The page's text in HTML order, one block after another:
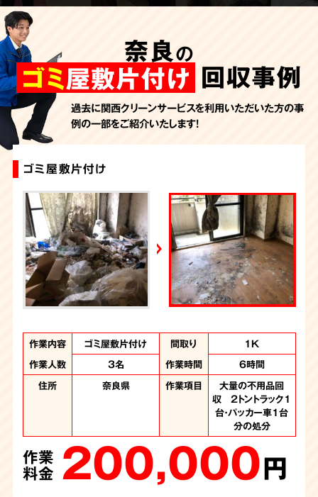
2026年7月27日放送
AbemaTV
2026年7月24日放送
朝日新聞
2026年7月10日放送
季刊「宗教問題」
2026年7月10日放送
東洋経済オンライン
2026年7月7日放送
FRIDAYデジタル
2026年7月6日放送
週刊循環経済新聞（7月6日号）
2026年7月4日放送
YouTube｜好井まさおの怪談を浴びる会
2026年6月28日放送
Yahoo!ニュース
奈良の
ゴミ屋敷片付け 回収事例
過去に関西クリーンサービスを利用いただいた方の事
例の一部をご紹介いたします！
ゴミ屋敷片付け
作業内容 ゴミ屋敷片付け 間取り
1K
作業人数
3名 作業時間
6時間
住所
奈良県 作業項目
大量の不用品回
収 2トントラック1
台・パッカー車1台
分の処分
作業
料金 200,000円
ゴミ屋敷の片付け
作業内容 ゴミ屋敷片付け 間取り
一軒家
作業人数
3名 作業日数
1日
住所
奈良 作業項目
大量の不用品回収、
噴霧消毒
料金 190,000円
ゴミ屋敷片付け
作業内容 ゴミ屋敷片付け 間取り
4LDK
作業人数
各8名 作業時間
3日
住所
奈良県 作業項目
大量の不用品回
収 2トンロングト
ラック3台 パッカ
ー車3台
作業
料金 650,000円
ゴミ屋敷の片付け
作業内容 ゴミ屋敷片付け 間取り
一軒家
作業人数
5名 作業時間
6時間
住所
奈良県 作業項目 大量の不用品回収
プラン内容
整理や片付けが苦手で気が付くとゴミ屋敷のようにになって
大量の不用品回収（ゴミ屋敷）
作業内容 ゴミ屋敷片付け 間取り
3DK
作業人数
4名 作業日数
1日
住所
奈良 作業項目 大量の不用品回収
料金 180,000円
プラン内容
汚部屋片付け・ゴミ屋敷清掃（奈良）
作業内容 汚部屋片付け 間取り
1K
作業人数
3名 作業時間
3時間
住所
奈良 作業項目 大量の不用品回収
料金 200,000円
プラン内容
ゴミ屋敷片付け
作業内容 ゴミ屋敷片付け 間取り
1K
作業人数
4名 作業時間
7.5時間
住所
奈良県 作業項目
大量の不用品回収、
ハウスクリーニング
料金 240,000円
大量の不用品回収（ゴミ屋敷）
作業内容 ゴミ屋敷片付け 間取り
2DK
作業人数
4名 作業日数
1日
住所
奈良 作業項目 大量の不用品回収
料金 120,000円
プラン内容
汚部屋片付け・ゴミ屋敷清掃（奈良）
作業内容 汚部屋片付け 間取り
1LDK
作業人数
6名 作業時間
6時間
住所
奈良 作業項目
大量の不用品回
収 1.5トンロング
トラック1台・パッカ
ー車1台分の処分
作業
料金 260,000円
ゴミ屋敷片付け
作業内容 ゴミ屋敷片付け 間取り
1LDK
作業人数
3人 作業時間
6時間
住所
奈良県 作業項目 大量の不用品回収
料金 200,000円
プラン内容